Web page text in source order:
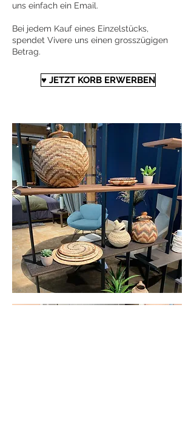
uns einfach ein Email.
Bei jedem Kauf eines Einzelstücks,
spendet Vivere uns einen grosszügigen
Betrag.
♥ JETZT KORB ERWERBEN